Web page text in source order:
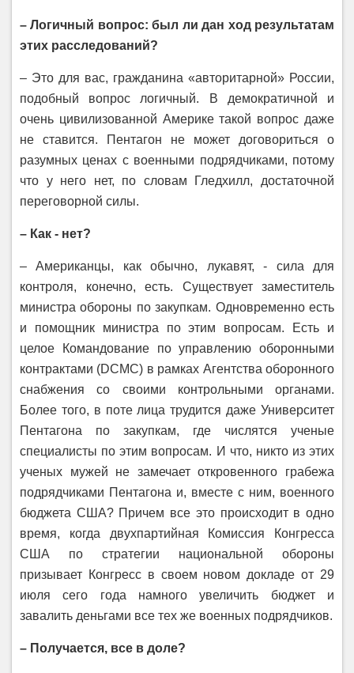
– Логичный вопрос: был ли дан ход результатам
этих расследований?
– Это для вас, гражданина «авторитарной» России,
подобный вопрос логичный. В демократичной и
очень цивилизованной Америке такой вопрос даже
не ставится. Пентагон не может договориться о
разумных ценах с военными подрядчиками, потому
что у него нет, по словам Гледхилл, достаточной
переговорной силы.
– Как - нет?
– Американцы, как обычно, лукавят, - сила для
контроля, конечно, есть. Существует заместитель
министра обороны по закупкам. Одновременно есть
и помощник министра по этим вопросам. Есть и
целое Командование по управлению оборонными
контрактами (DCMC) в рамках Агентства оборонного
снабжения со своими контрольными органами.
Более того, в поте лица трудится даже Университет
Пентагона по закупкам, где числятся ученые
специалисты по этим вопросам. И что, никто из этих
ученых мужей не замечает откровенного грабежа
подрядчиками Пентагона и, вместе с ним, военного
бюджета США? Причем все это происходит в одно
время, когда двухпартийная Комиссия Конгресса
США по стратегии национальной обороны
призывает Конгресс в своем новом докладе от 29
июля сего года намного увеличить бюджет и
завалить деньгами все тех же военных подрядчиков.
– Получается, все в доле?